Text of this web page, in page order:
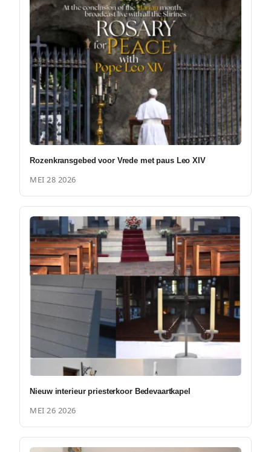
Rozenkransgebed voor Vrede met paus Leo XIV
MEI 28 2026
Nieuw interieur priesterkoor Bedevaartkapel
MEI 26 2026